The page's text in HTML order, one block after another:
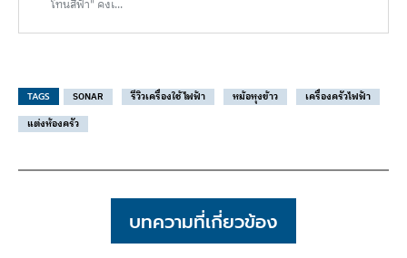
โทนสีฟ้า" คงเ...
TAGS SONAR รีวิวเครื่องใช้ไฟฟ้า หม้อหุงข้าว
เครื่องครัวไฟฟ้า
แต่งห้องครัว
บทความที่เกี่ยวข้อง